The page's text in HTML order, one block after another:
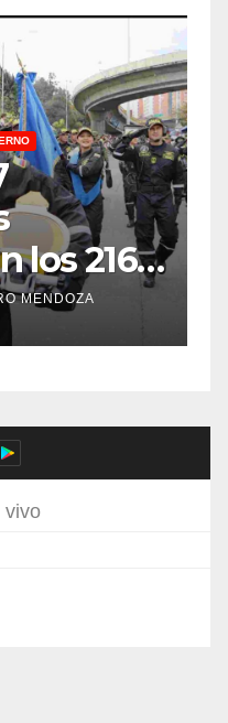
los 216
en el
MENDOZA